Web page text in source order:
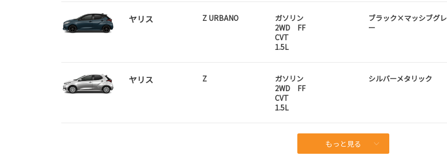
ヤリス Z URBANO
ガソリン
2WD FF
CVT
1.5L
ブラック×マッシブグレ
ー
ヤリス Z
ガソリン
2WD FF
CVT
1.5L
シルバーメタリック
もっと見る